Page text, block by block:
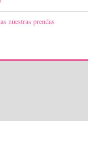
nuestras prendas